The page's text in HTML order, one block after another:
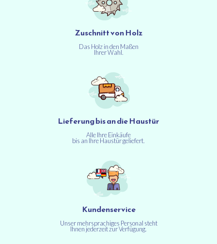
Zuschnitt von Holz
Das Holz in den Maßen
Ihrer Wahl.
Lieferung bis an die Haustür
Alle Ihre Einkäufe
bis an Ihre Haustür geliefert.
Kundenservice
Unser mehrsprachiges Personal steht
Ihnen jederzeit zur Verfügung.